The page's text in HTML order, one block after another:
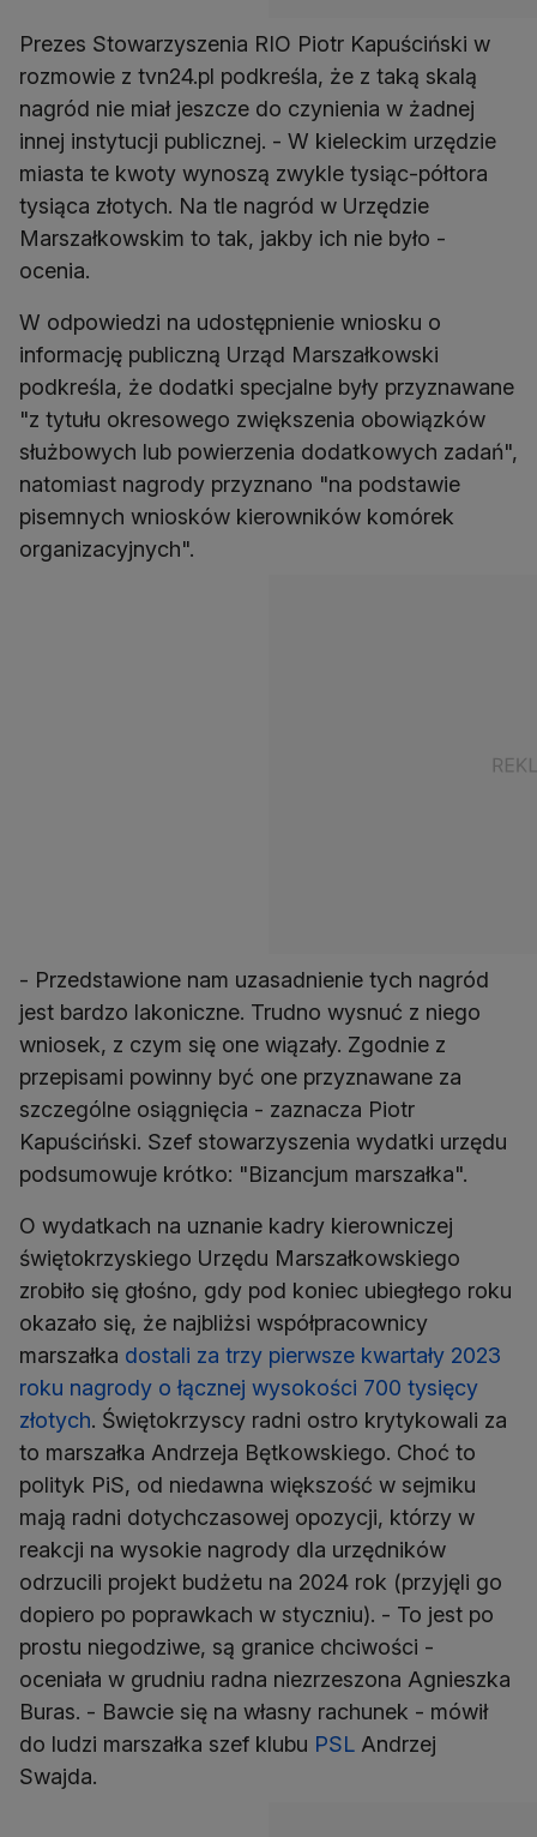
Prezes Stowarzyszenia RIO Piotr Kapuściński w
rozmowie z tvn24.pl podkreśla, że z taką skalą
nagród nie miał jeszcze do czynienia w żadnej
innej instytucji publicznej. - W kieleckim urzędzie
miasta te kwoty wynoszą zwykle tysiąc-półtora
tysiąca złotych. Na tle nagród w Urzędzie
Marszałkowskim to tak, jakby ich nie było -
ocenia.
W odpowiedzi na udostępnienie wniosku o
informację publiczną Urząd Marszałkowski
podkreśla, że dodatki specjalne były przyznawane
"z tytułu okresowego zwiększenia obowiązków
służbowych lub powierzenia dodatkowych zadań",
natomiast nagrody przyznano "na podstawie
pisemnych wniosków kierowników komórek
organizacyjnych".
- Przedstawione nam uzasadnienie tych nagród
jest bardzo lakoniczne. Trudno wysnuć z niego
wniosek, z czym się one wiązały. Zgodnie z
przepisami powinny być one przyznawane za
szczególne osiągnięcia - zaznacza Piotr
Kapuściński. Szef stowarzyszenia wydatki urzędu
podsumowuje krótko: "Bizancjum marszałka".
O wydatkach na uznanie kadry kierowniczej
świętokrzyskiego Urzędu Marszałkowskiego
zrobiło się głośno, gdy pod koniec ubiegłego roku
okazało się, że najbliżsi współpracownicy
marszałka dostali za trzy pierwsze kwartały 2023
roku nagrody o łącznej wysokości 700 tysięcy
złotych. Świętokrzyscy radni ostro krytykowali za
to marszałka Andrzeja Bętkowskiego. Choć to
polityk PiS, od niedawna większość w sejmiku
mają radni dotychczasowej opozycji, którzy w
reakcji na wysokie nagrody dla urzędników
odrzucili projekt budżetu na 2024 rok (przyjęli go
dopiero po poprawkach w styczniu). - To jest po
prostu niegodziwe, są granice chciwości -
oceniała w grudniu radna niezrzeszona Agnieszka
Buras. - Bawcie się na własny rachunek - mówił
do ludzi marszałka szef klubu PSL Andrzej
Swajda.